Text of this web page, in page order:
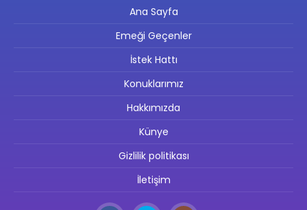
Ana Sayfa
Emeği Geçenler
İstek Hattı
Konuklarımız
Hakkımızda
Künye
Gizlilik politikası
İletişim